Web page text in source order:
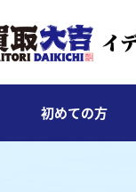
初めての方